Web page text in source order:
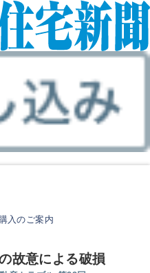
入のご案内
故意による破損